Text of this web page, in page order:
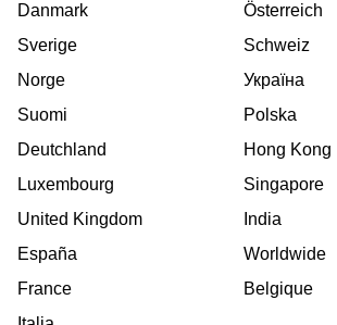
Danmark
Sverige
Norge
Suomi
Deutchland
Luxembourg
United Kingdom
España
France
Österreich
Schweiz
Україна
Polska
Hong Kong
Singapore
India
Worldwide
Belgique